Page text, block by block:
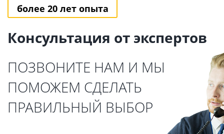
более 20 лет опыта
Консультация от экспертов
ПОЗВОНИТЕ НАМ И МЫ
ПОМОЖЕМ СДЕЛАТЬ
ПРАВИЛЬНЫЙ ВЫБОР